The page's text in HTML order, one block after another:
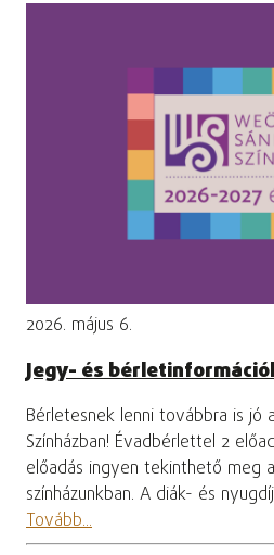
2026. május 6.
Jegy- és
Bérletesnek lenni továbbra is jó
Színházban! Évadbérlettel 2
előadás ingyen tekinthető meg
színházunkban. A diák- és
Tovább...